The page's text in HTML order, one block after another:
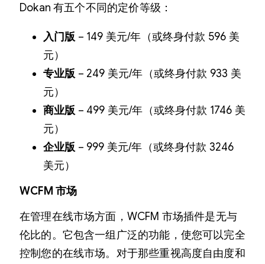
Dokan 有五个不同的定价等级：
入门版 – 149 美元/年（或终身付款 596 美
元）
专业版 – 249 美元/年（或终身付款 933 美
元）
商业版 – 499 美元/年（或终身付款 1746 美
元）
企业版 – 999 美元/年（或终身付款 3246
美元）
WCFM 市场
在管理在线市场方面，WCFM 市场插件是无与
伦比的。它包含一组广泛的功能，使您可以完全
控制您的在线市场。对于那些重视高度自由度和